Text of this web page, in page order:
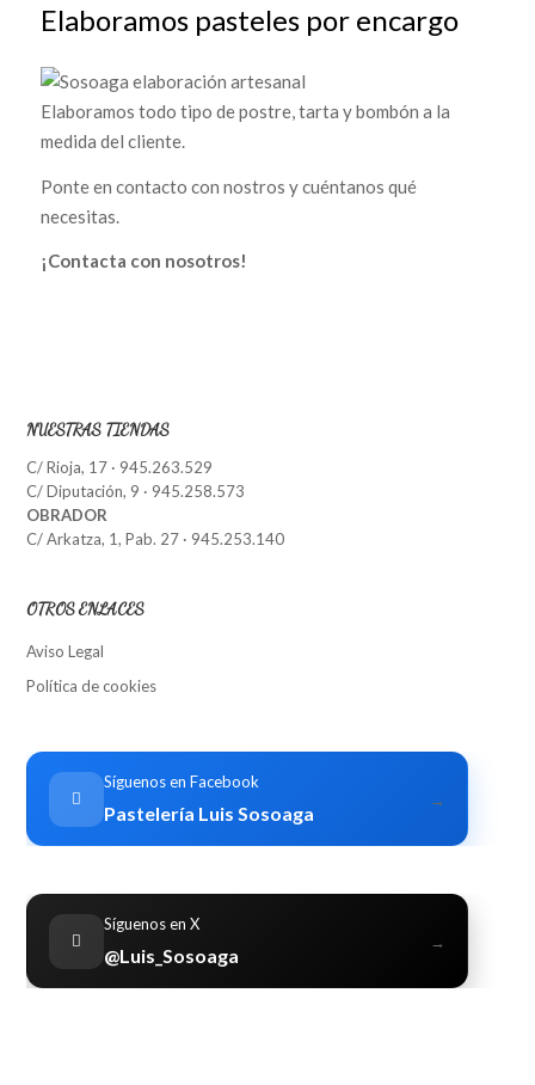
Elaboramos pasteles por encargo
Elaboramos todo tipo de postre, tarta y bombón a la
medida del cliente.
Ponte en contacto con nostros y cuéntanos qué
necesitas.
¡Contacta con nosotros!
NUESTRAS TIENDAS
C/ Rioja, 17 · 945.263.529
C/ Diputación, 9 · 945.258.573
OBRADOR
C/ Arkatza, 1, Pab. 27 · 945.253.140
OTROS ENLACES
Aviso Legal
Política de cookies
Síguenos en Facebook
Pastelería Luis Sosoaga
→
Síguenos en X
@Luis_Sosoaga
→